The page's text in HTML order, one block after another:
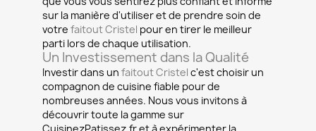
sur la manière d'utiliser et de prendre soin de
votre faitout Cristel pour en tirer le meilleur
parti lors de chaque utilisation.
Un Investissement dans la Qualité
Investir dans un faitout Cristel c'est choisir un
compagnon de cuisine fiable pour de
nombreuses années. Nous vous invitons à
découvrir toute la gamme sur